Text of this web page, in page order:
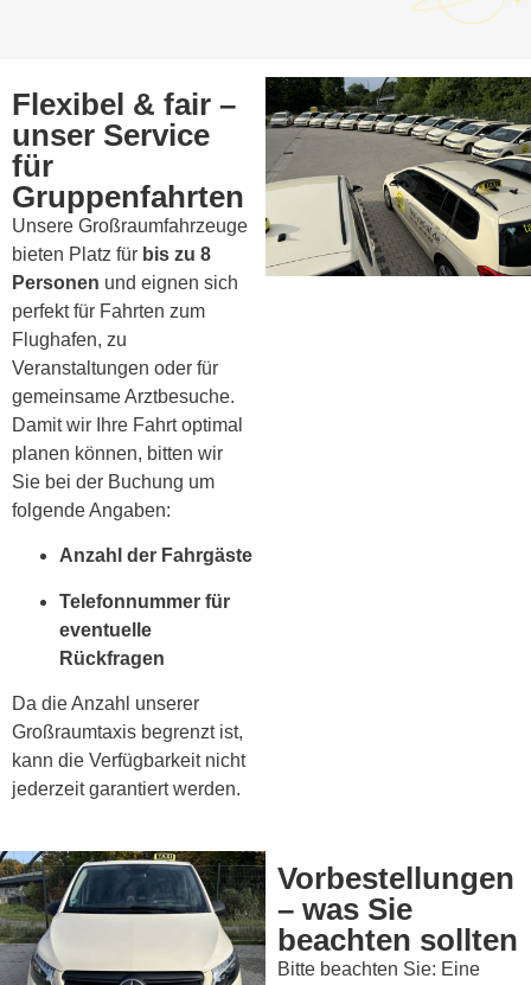
Flexibel & fair –
unser Service
für
Gruppenfahrten
Unsere Großraumfahrzeuge
bieten Platz für bis zu 8
Personen und eignen sich
perfekt für Fahrten zum
Flughafen, zu
Veranstaltungen oder für
gemeinsame Arztbesuche.
Damit wir Ihre Fahrt optimal
planen können, bitten wir
Sie bei der Buchung um
folgende Angaben:
Anzahl der Fahrgäste
Telefonnummer für
eventuelle
Rückfragen
Da die Anzahl unserer
Großraumtaxis begrenzt ist,
kann die Verfügbarkeit nicht
jederzeit garantiert werden.
Vorbestellungen
– was Sie
beachten sollten
Bitte beachten Sie: Eine